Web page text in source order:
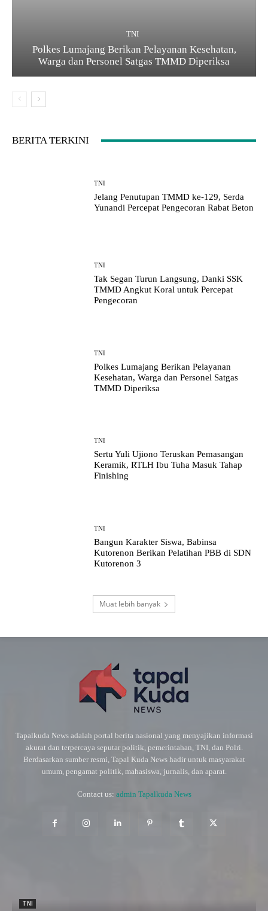
TNI
Polkes Lumajang Berikan Pelayanan Kesehatan,
Warga dan Personel Satgas TMMD Diperiksa
BERITA TERKINI
TNI
Jelang Penutupan TMMD ke-129, Serda
Yunandi Percepat Pengecoran Rabat Beton
TNI
Tak Segan Turun Langsung, Danki SSK
TMMD Angkut Koral untuk Percepat
Pengecoran
TNI
Polkes Lumajang Berikan Pelayanan
Kesehatan, Warga dan Personel Satgas
TMMD Diperiksa
TNI
Sertu Yuli Ujiono Teruskan Pemasangan
Keramik, RTLH Ibu Tuha Masuk Tahap
Finishing
TNI
Bangun Karakter Siswa, Babinsa
Kutorenon Berikan Pelatihan PBB di SDN
Kutorenon 3
Muat lebih banyak
Tapalkuda News adalah portal berita nasional yang menyajikan informasi
akurat dan terpercaya seputar politik, pemerintahan, TNI, dan Polri.
Berdasarkan sumber resmi, Tapal Kuda News hadir untuk masyarakat
umum, pengamat politik, mahasiswa, jurnalis, dan aparat.
Contact us: admin Tapalkuda News
TNI